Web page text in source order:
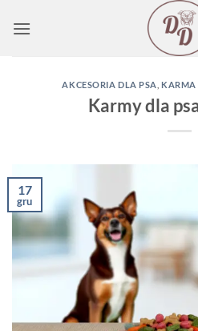
AKCESORIA DLA PSA KARMA
Karmy dla
17
gru